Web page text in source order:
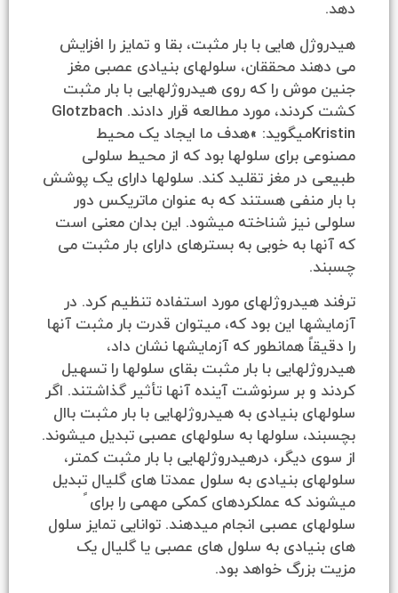
هایی با بار مثبت، بقا و تمایز را افزایش
محققان، سلولهای بنیادی عصبی مغز
را که روی هیدروژلهایی با بار مثبت
کشت کردند، مورد مطالعه قرار دادند. Glotzbach
Kristinمیگوید: »هدف ما ایجاد یک محیط
برای سلولها بود که از محیط سلولی
مغز تقلید کند. سلولها دارای یک پوشش
هستند که به عنوان ماتریکس دور
شناخته میشود. این بدان معنی است
به خوبی به بسترهای دارای بار مثبت می
مورد استفاده تنظیم کرد. در
این بود که، میتوان قدرت بار مثبت آنها
همانطور که آزمایشها نشان داد،
با بار مثبت بقای سلولها را تسهیل
بر سرنوشت آینده آنها تأثیر گذاشتند. اگر
بنیادی به هیدروژلهایی با بار مثبت باال
سلولها به سلولهای عصبی تبدیل میشوند.
درهیدروژلهایی با بار مثبت کمتر،
بنیادی به سلول عمدتا های گلیال تبدیل
که عملکردهای کمکی مهمی را برای
عصبی انجام میدهند. توانایی تمایز سلول
به سلول های عصبی یا گلیال یک
خواهد بود.